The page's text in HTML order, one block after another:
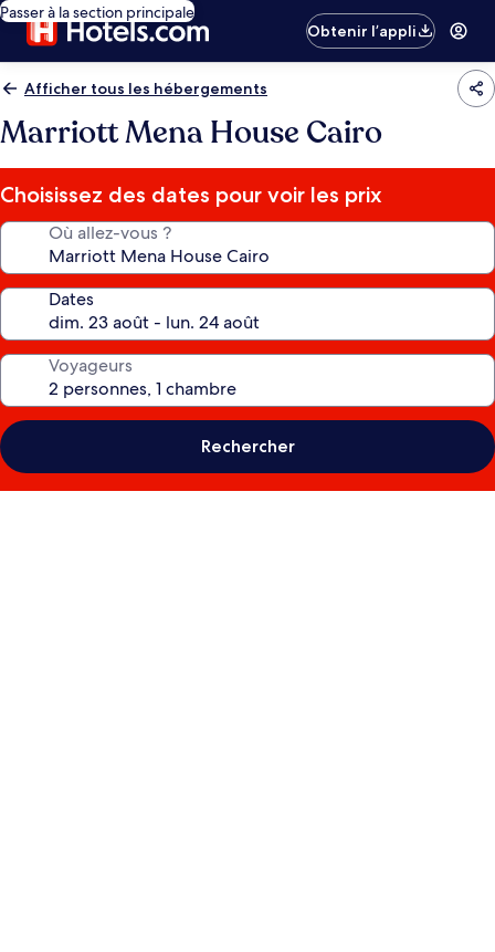
Passer à la section principale
Obtenir l’appli
Afficher tous les hébergements
Marriott Mena House Cairo
Choisissez des dates pour voir les prix
Où allez-vous ?
Dates
Voyageurs
Rechercher